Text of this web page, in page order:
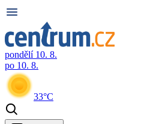
pondělí 10. 8.
po 10. 8.
33°C